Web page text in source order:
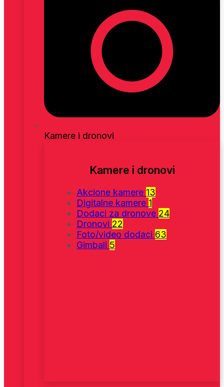
Kamere i dronovi
Kamere i dronovi
Akcione kamere 13
Digitalne kamere 1
Dodaci za dronove 24
Dronovi 22
Foto/video dodaci 63
Gimbali 5